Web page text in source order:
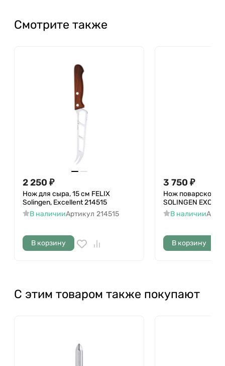
Смотрите также
2 250 ₽
Нож для сыра, 15 см FELIX
Solingen, Excellent 214515
В наличииАртикул 214515
В корзину
3 750 ₽
Нож поварской
SOLINGEN
В наличии
В корзину
С этим товаром также покупают